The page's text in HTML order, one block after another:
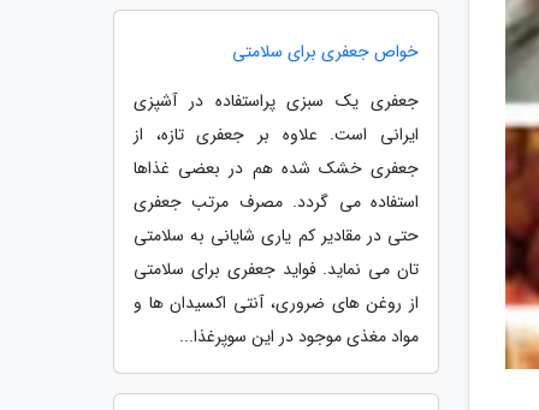
خواص جعفری برای سلامتی
جعفری یک سبزی پراستفاده در آشپزی
ایرانی است. علاوه بر جعفری تازه، از
جعفری خشک شده هم در بعضی غذاها
استفاده می گردد. مصرف مرتب جعفری
حتی در مقادیر کم یاری شایانی به سلامتی
تان می نماید. فواید جعفری برای سلامتی
از روغن های ضروری، آنتی اکسیدان ها و
مواد مغذی موجود در این سوپرغذا...